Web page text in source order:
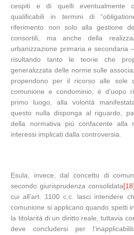
cespiti e di quelli eventualmente
qualificabili in termini di “
riferimento non solo alla gestione
consortili, ma anche della
urbanizzazione primaria e secondaria
risultando tanto le teorie che
generalizzata delle norme sulle
propendono per il ricorso alle sole
comunione e condominio, è d’uopo
primo luogo, alla volontà
questo nulla disponga al riguardo,
della normativa più confacente alla
interessi implicati dalla controversia.
Esula, invece, dal concetto di
secondo giurisprudenza consolidata[18]
cui all’art. 1100 c.c. lasci intendere
comunione si applicano quando spetti
la titolarità di un diritto reale, tuttavia
deve concludersi per